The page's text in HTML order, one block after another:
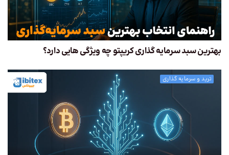
بهترین سبد سرمایه گذاری کریپتو چه ویژگی هایی دارد؟
ترید و سرمایه گذاری